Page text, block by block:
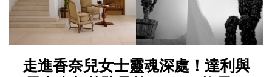
走進香奈兒女士靈魂深處！達利與